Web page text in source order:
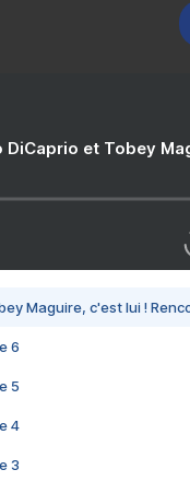
DiCaprio et Tobey
Maguire, c'est lui !
6
5
4
3